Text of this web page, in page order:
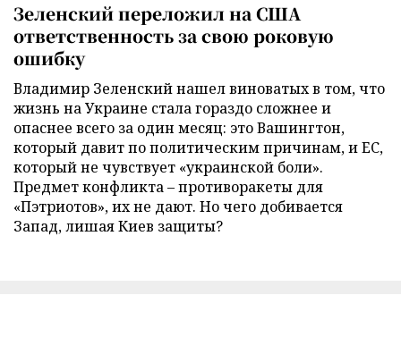
Зеленский переложил на США
ответственность за свою роковую
ошибку
Владимир Зеленский нашел виноватых в том, что
жизнь на Украине стала гораздо сложнее и
опаснее всего за один месяц: это Вашингтон,
который давит по политическим причинам, и ЕС,
который не чувствует «украинской боли».
Предмет конфликта – противоракеты для
«Пэтриотов», их не дают. Но чего добивается
Запад, лишая Киев защиты?